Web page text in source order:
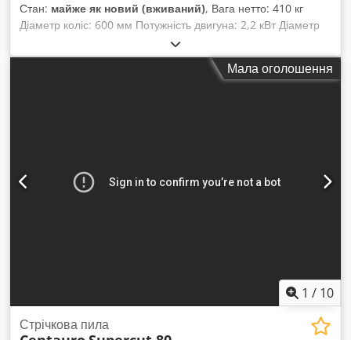
Стан: майже як новий (вживаний), Вага нетто: 410 кг
Діаметр коліс: 600 мм Потужність двигуна: 2,2 кВт Діаметр
витяжного патрубка: 100 мм Діапазон нахилу столу: 0–20°
715 об/хв Грибок аварійної зупинки Маркування CE Рік
випуску: 2001 Codpjy Skx Uofx Amkorf
Мала оголошення
1 / 10
Стрічкова пила